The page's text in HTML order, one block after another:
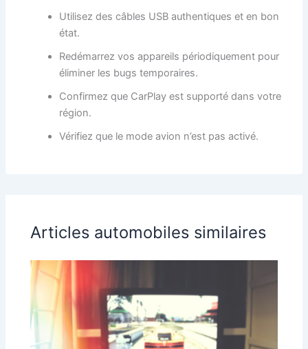
Utilisez des câbles USB authentiques et en bon
état.
Redémarrez vos appareils périodiquement pour
éliminer les bugs temporaires.
Confirmez que CarPlay est supporté dans votre
région.
Vérifiez que le mode avion n’est pas activé.
Articles automobiles similaires